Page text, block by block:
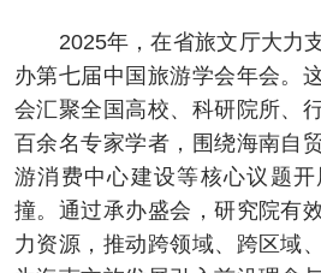
2025年，在省旅文厅大力
办第七届中国旅游学会年会。
会汇聚全国高校、科研院所、
百余名专家学者，围绕海南自
游消费中心建设等核心议题
撞。通过承办盛会，研究院有
力资源，推动跨领域、跨区域